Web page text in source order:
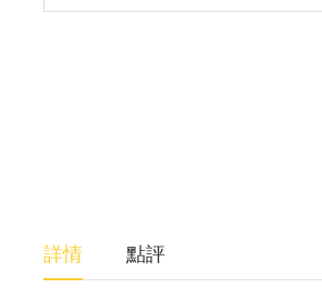
詳情 點評